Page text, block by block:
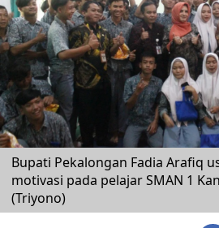
Bupati Pekalongan Fadia Arafiq
motivasi pada pelajar SMAN 1
(Triyono)